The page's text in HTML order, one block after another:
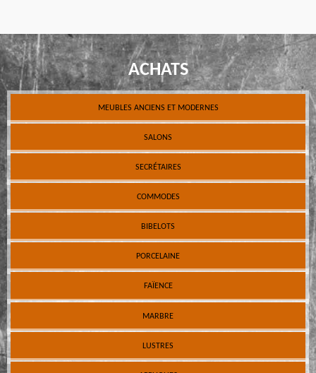
ACHATS
MEUBLES ANCIENS ET MODERNES
SALONS
SECRÉTAIRES
COMMODES
BIBELOTS
PORCELAINE
FAÏENCE
MARBRE
LUSTRES